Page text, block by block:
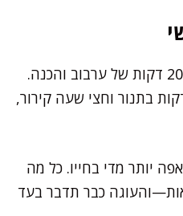
את רוב העבודה תסיימו תוך 20 דקות של ערבוב והכנה.
כך העוגה צריכה כ-40 דקות בתנור וחצי שעה קירור,
יותר מדי בחייו. כל מה
כבר תדבר בעד